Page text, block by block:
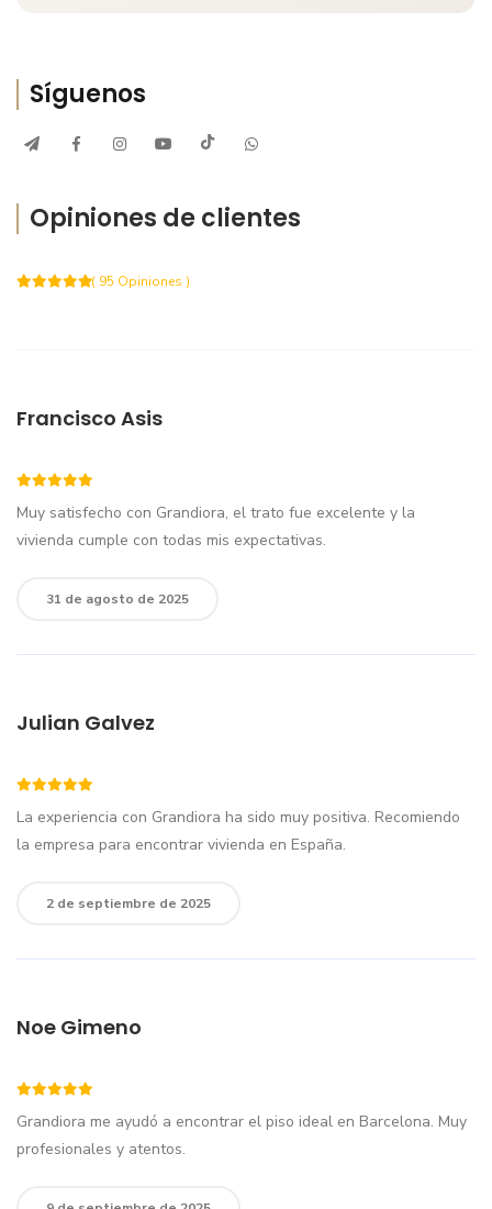
Síguenos
Opiniones de clientes
( 95 Opiniones )
Francisco Asis
Muy satisfecho con Grandiora, el trato fue excelente y la
vivienda cumple con todas mis expectativas.
31 de agosto de 2025
Julian Galvez
La experiencia con Grandiora ha sido muy positiva. Recomiendo
la empresa para encontrar vivienda en España.
2 de septiembre de 2025
Noe Gimeno
Grandiora me ayudó a encontrar el piso ideal en Barcelona. Muy
profesionales y atentos.